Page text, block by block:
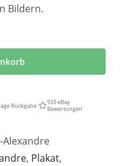
Bildern.
Rückgabe
933 eBay
Bewertungen
Alexandre
, Plakat,